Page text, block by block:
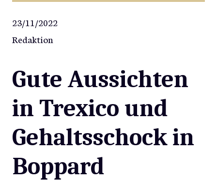
23/11/2022
Redaktion
Gute Aussichten
in Trexico und
Gehaltsschock in
Boppard